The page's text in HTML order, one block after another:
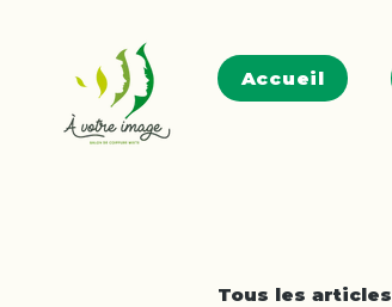
Accueil
Tous les articles